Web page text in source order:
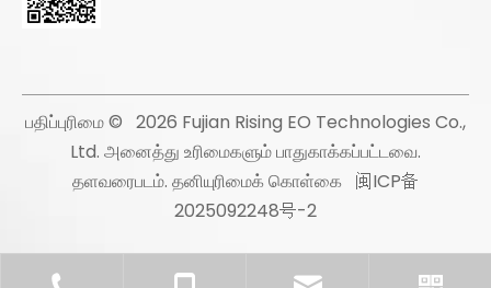
பதிப்புரிமை © 2026 Fujian Rising EO Technologies Co.,
Ltd. அனைத்து உரிமைகளும் பாதுகாக்கப்பட்டவை.
தளவரைபடம். தனியுரிமைக் கொள்கை 闽ICP备
2025092248号-2